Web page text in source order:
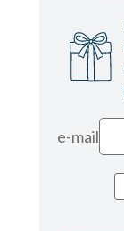
e-mail